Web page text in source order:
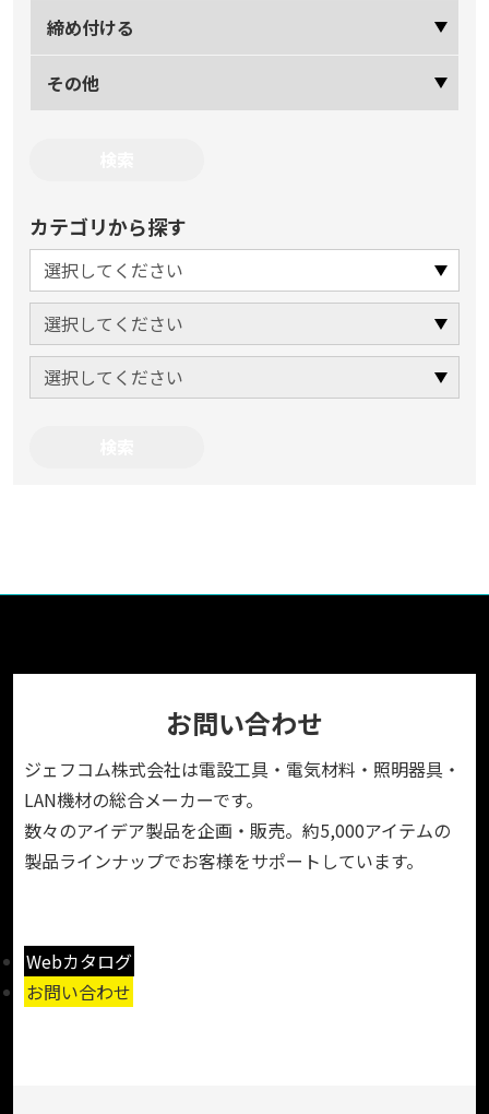
締め付ける
その他
カテゴリから探す
お問い合わせ
ジェフコム株式会社は電設工具・電気材料・照明器具・
LAN機材の総合メーカーです。
数々のアイデア製品を企画・販売。約5,000アイテムの
製品ラインナップでお客様をサポートしています。
Webカタログ
お問い合わせ